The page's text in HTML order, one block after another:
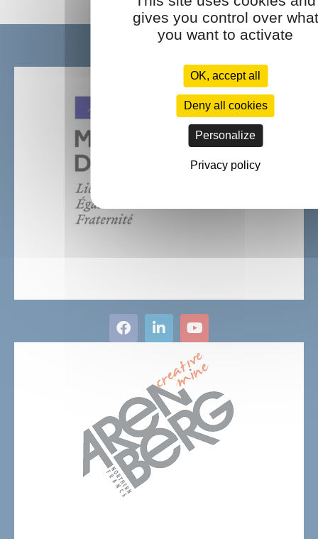
gives you control over what
you want to activate
OK, accept all
Deny all cookies
Personalize
Privacy policy